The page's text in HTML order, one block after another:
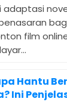
adaptasi
film
Hantu
Ini